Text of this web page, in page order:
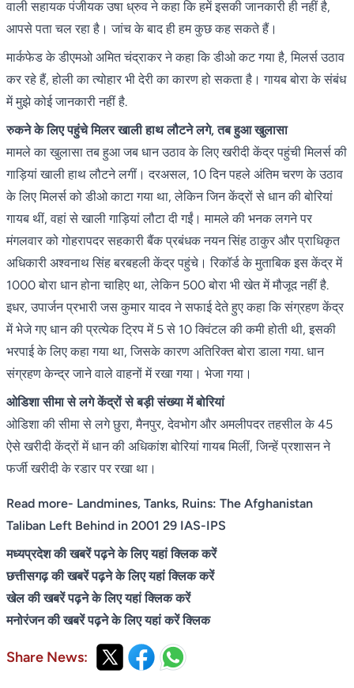
वाली सहायक पंजीयक उषा ध्रुव ने कहा कि हमें इसकी जानकारी ही नहीं है,
आपसे पता चल रहा है। जांच के बाद ही हम कुछ कह सकते हैं।
मार्कफेड के डीएमओ अमित चंद्राकर ने कहा कि डीओ कट गया है, मिलर्स उठाव
कर रहे हैं, होली का त्योहार भी देरी का कारण हो सकता है। गायब बोरा के संबंध
में मुझे कोई जानकारी नहीं है.
रुकने के लिए पहुंचे मिलर खाली हाथ लौटने लगे, तब हुआ खुलासा
मामले का खुलासा तब हुआ जब धान उठाव के लिए खरीदी केंद्र पहुंची मिलर्स की
गाड़ियां खाली हाथ लौटने लगीं। दरअसल, 10 दिन पहले अंतिम चरण के उठाव
के लिए मिलर्स को डीओ काटा गया था, लेकिन जिन केंद्रों से धान की बोरियां
गायब थीं, वहां से खाली गाड़ियां लौटा दी गईं। मामले की भनक लगने पर
मंगलवार को गोहरापदर सहकारी बैंक प्रबंधक नयन सिंह ठाकुर और प्राधिकृत
अधिकारी अश्वनाथ सिंह बरबहली केंद्र पहुंचे। रिकॉर्ड के मुताबिक इस केंद्र में
1000 बोरा धान होना चाहिए था, लेकिन 500 बोरा भी खेत में मौजूद नहीं है.
इधर, उपार्जन प्रभारी जस कुमार यादव ने सफाई देते हुए कहा कि संग्रहण केंद्र
में भेजे गए धान की प्रत्येक ट्रिप में 5 से 10 क्विंटल की कमी होती थी, इसकी
भरपाई के लिए कहा गया था, जिसके कारण अतिरिक्त बोरा डाला गया. धान
संग्रहण केन्द्र जाने वाले वाहनों में रखा गया। भेजा गया।
ओडिशा सीमा से लगे केंद्रों से बड़ी संख्या में बोरियां
ओडिशा की सीमा से लगे छुरा, मैनपुर, देवभोग और अमलीपदर तहसील के 45
ऐसे खरीदी केंद्रों में धान की अधिकांश बोरियां गायब मिलीं, जिन्हें प्रशासन ने
फर्जी खरीदी के रडार पर रखा था।
Read more- Landmines, Tanks, Ruins: The Afghanistan
Taliban Left Behind in 2001 29 IAS-IPS
मध्यप्रदेश की खबरें पढ़ने के लिए यहां क्लिक करें
छत्तीसगढ़ की खबरें पढ़ने के लिए यहां क्लिक करें
खेल की खबरें पढ़ने के लिए यहां क्लिक करें
मनोरंजन की खबरें पढ़ने के लिए यहां करें क्लिक
Share News: